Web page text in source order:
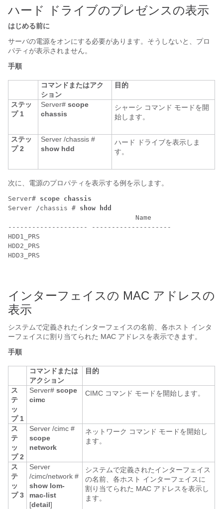
ハード ドライブのプレゼンスの表示
はじめる前に
サーバの電源をオンにする必要があります。そうしないと、プロ
パティが表示されません。
手順
コマンドまたはアク
ション
目的
ステッ
プ 1
Server# scope
chassis
シャーシ コマンド モードを開
始します。
ステッ
プ 2
Server /chassis #
show hdd
ハード ドライブを表示しま
す。
次に、電源のプロパティを表示する例を示します。
Server# scope chassis
Server /chassis # show hdd
-------------------- --------------------
HDD1_PRS 												inserted
HDD2_PRS 												inserted
HDD3_PRS 												inserted
インターフェイスの MAC アドレスの
表示
システムで定義されたインターフェイスの名前、各ホスト インタ
ーフェイスに割り当てられた MAC アドレスを表示できます。
手順
コマンドまたは
アクション
目的
ス
テ
ッ
プ 1
Server# scope
cimc
CIMC コマンド モードを開始します。
ス
テ
ッ
プ 2
Server /cimc #
scope
network
ネットワーク コマンド モードを開始し
ます。
ス
テ
ッ
プ 3
Server
/cimc/network #
show lom-
mac-list
[detail]
システムで定義されたインターフェイス
の名前、各ホスト インターフェイスに
割り当てられた MAC アドレスを表示し
ます。